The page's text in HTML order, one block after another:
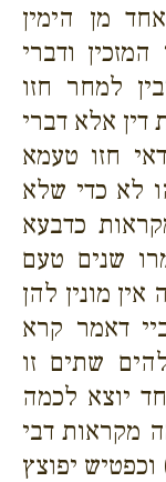
אחד מן הימין
ודברי
למחר חזו
אלא דברי
חזו טעמא
לא כדי שלא
כדבעא
שנים טעם
מונין להן
דאמר קרא
שתים זו
יוצא לכמה
מקראות דבי
יפוצץ